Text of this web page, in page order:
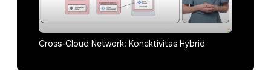
Cross-Cloud Network: Konektivitas Hybrid